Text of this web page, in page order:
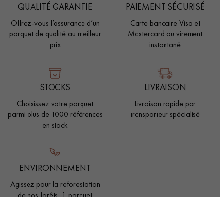
QUALITÉ GARANTIE
Offrez-vous l’assurance d’un
parquet de qualité au meilleur
prix
PAIEMENT SÉCURISÉ
Carte bancaire Visa et
Mastercard ou virement
instantané
STOCKS
Choisissez votre parquet
parmi plus de 1000 références
en stock
LIVRAISON
Livraison rapide par
transporteur spécialisé
ENVIRONNEMENT
Agissez pour la reforestation
de nos forêts, 1 parquet